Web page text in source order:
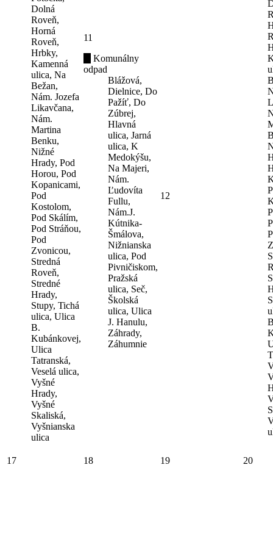
Dolná
Roveň,
Horná
Roveň,
Hrbky,
Kamenná
ulica, Na
Bežan,
Nám. Jozefa
Likavčana,
Nám.
Martina
Benku,
Nižné
Hrady, Pod
Horou, Pod
Kopanicami,
Pod
Kostolom,
Pod Skálím,
Pod Stráňou,
Pod
Zvonicou,
Stredná
Roveň,
Stredné
Hrady,
Stupy, Tichá
ulica, Ulica
B.
Kubánkovej,
Ulica
Tatranská,
Veselá ulica,
Vyšné
Hrady,
Vyšné
Skaliská,
Vyšnianska
ulica
11
Komunálny
odpad
Blážová,
Dielnice, Do
Pažíť, Do
Zúbrej,
Hlavná
ulica, Jarná
ulica, K
Medokýšu,
Na Majeri,
Nám.
Ľudovíta
Fullu,
Nám.J.
Kútnika-
Šmálova,
Nižnianska
ulica, Pod
Pivničiskom,
Pražská
ulica, Seč,
Školská
ulica, Ulica
J. Hanulu,
Záhrady,
Záhumnie
12
17 18 19 20